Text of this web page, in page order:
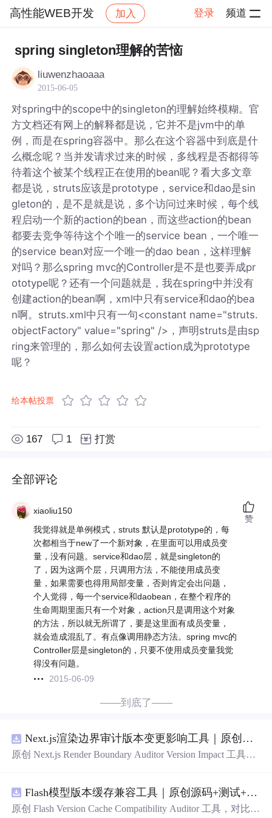
高性能WEB开发 加入 登录 频道
高性能WEB开发 帖子详情
spring singleton理解的苦恼
liuwenzhaoaaa
2015-06-05
对spring中的scope中的singleton的理解始终模糊。官
方文档还有网上的解释都是说，它并不是jvm中的单
例，而是在spring容器中。那么在这个容器中到底是什
么概念呢？当并发请求过来的时候，多线程是否都得等
待着这个被某个线程正在使用的bean呢？看大多文章
都是说，struts应该是prototype，service和dao是sin
gleton的，是不是就是说，多个访问过来时候，每个线
程启动一个新的action的bean，而这些action的bean
都要去竞争等待这个个唯一的service bean，一个唯一
的service bean对应一个唯一的dao bean，这样理解
对吗？那么spring mvc的Controller是不是也要弄成pr
ototype呢？还有一个问题就是，我在spring中并没有
创建action的bean啊，xml中只有service和dao的bea
n啊。struts.xml中只有一句<constant name="struts.
objectFactory" value="spring" />，声明struts是由sp
ring来管理的，那么如何去设置action成为prototype
呢？
给本帖投票
167 1 打赏
全部评论
xiaoliu150
我觉得就是单例模式，struts 默认是prototype的，每
次都相当于new了一个新对象，在里面可以用成员变
量，没有问题。service和dao层，就是singleton的
了，因为这两个层，只调用方法，不能使用成员变
量，如果需要也得用局部变量，否则肯定会出问题，
个人觉得，每一个service和daobean，在整个程序的
生命周期里面只有一个对象，action只是调用这个对象
的方法，所以就无所谓了，要是这里面有成员变量，
就会造成混乱了。有点像调用静态方法。spring mvc的
Controller层是singleton的，只要不使用成员变量我觉
得没有问题。
2015-06-09
赞
——到底了——
Next.js渲染边界审计版本变更影响工具｜原创源码+测试+离线报告
原创 Next.js Render Boundary Auditor Version Impact 工具，
入约定、规则参数、结果结构和风险项，识别变更影响。
压缩包包含完整源码、3 项自动化测试、可复现合成示
Flash模型版本缓存兼容工具｜原创源码+测试+离线报告
原创 Flash Version Cache Compatibility Auditor 工具，对比两